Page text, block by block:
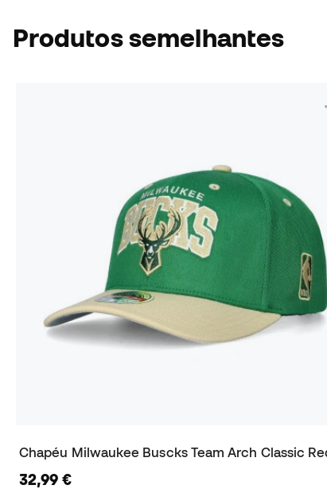
Produtos semelhantes
Chapéu Milwaukee Buscks Team Arch Classic
32,99 €